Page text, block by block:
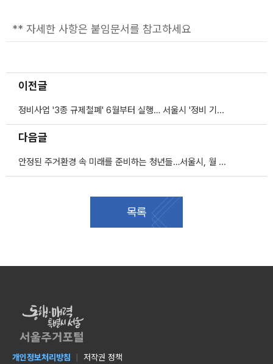
** 자세한 사항은 붙임문서를 참고하세요
이전글
정비사업 '3종 규제철폐' 6월부터 실행… 서울시 '정비 기본계획 변경' 신속 처리
다음글
안정된 주거환경 속 미래를 준비하는 청년들…서울시, 월 최대 20만 원 '월세 지원'
목록
개인정보처리방침 저작권 정책